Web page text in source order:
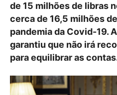
de 15 milhões de libras
cerca de 16,5 milhões
pandemia da Covid-19.
garantiu que não irá
para equilibrar as